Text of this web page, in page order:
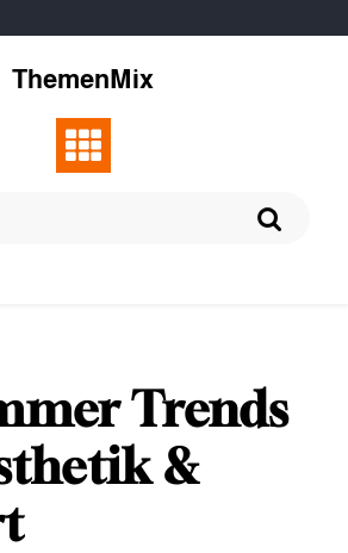
ThemenMix
Trends
&